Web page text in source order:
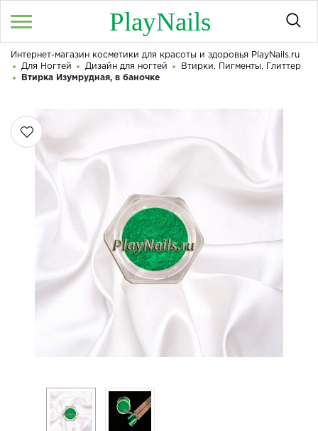
PlayNails
Войти Регистрация
КОНТАКТЫ
ДОСТАВКА И ОПЛАТА
Здравствуйте! Что вы ищете?
Интернет-магазин косметики для красоты и здоровья PlayNails.ru
Для Ногтей
Дизайн для ногтей
Втирки, Пигменты, Глиттер
Втирка Изумрудная, в баночке